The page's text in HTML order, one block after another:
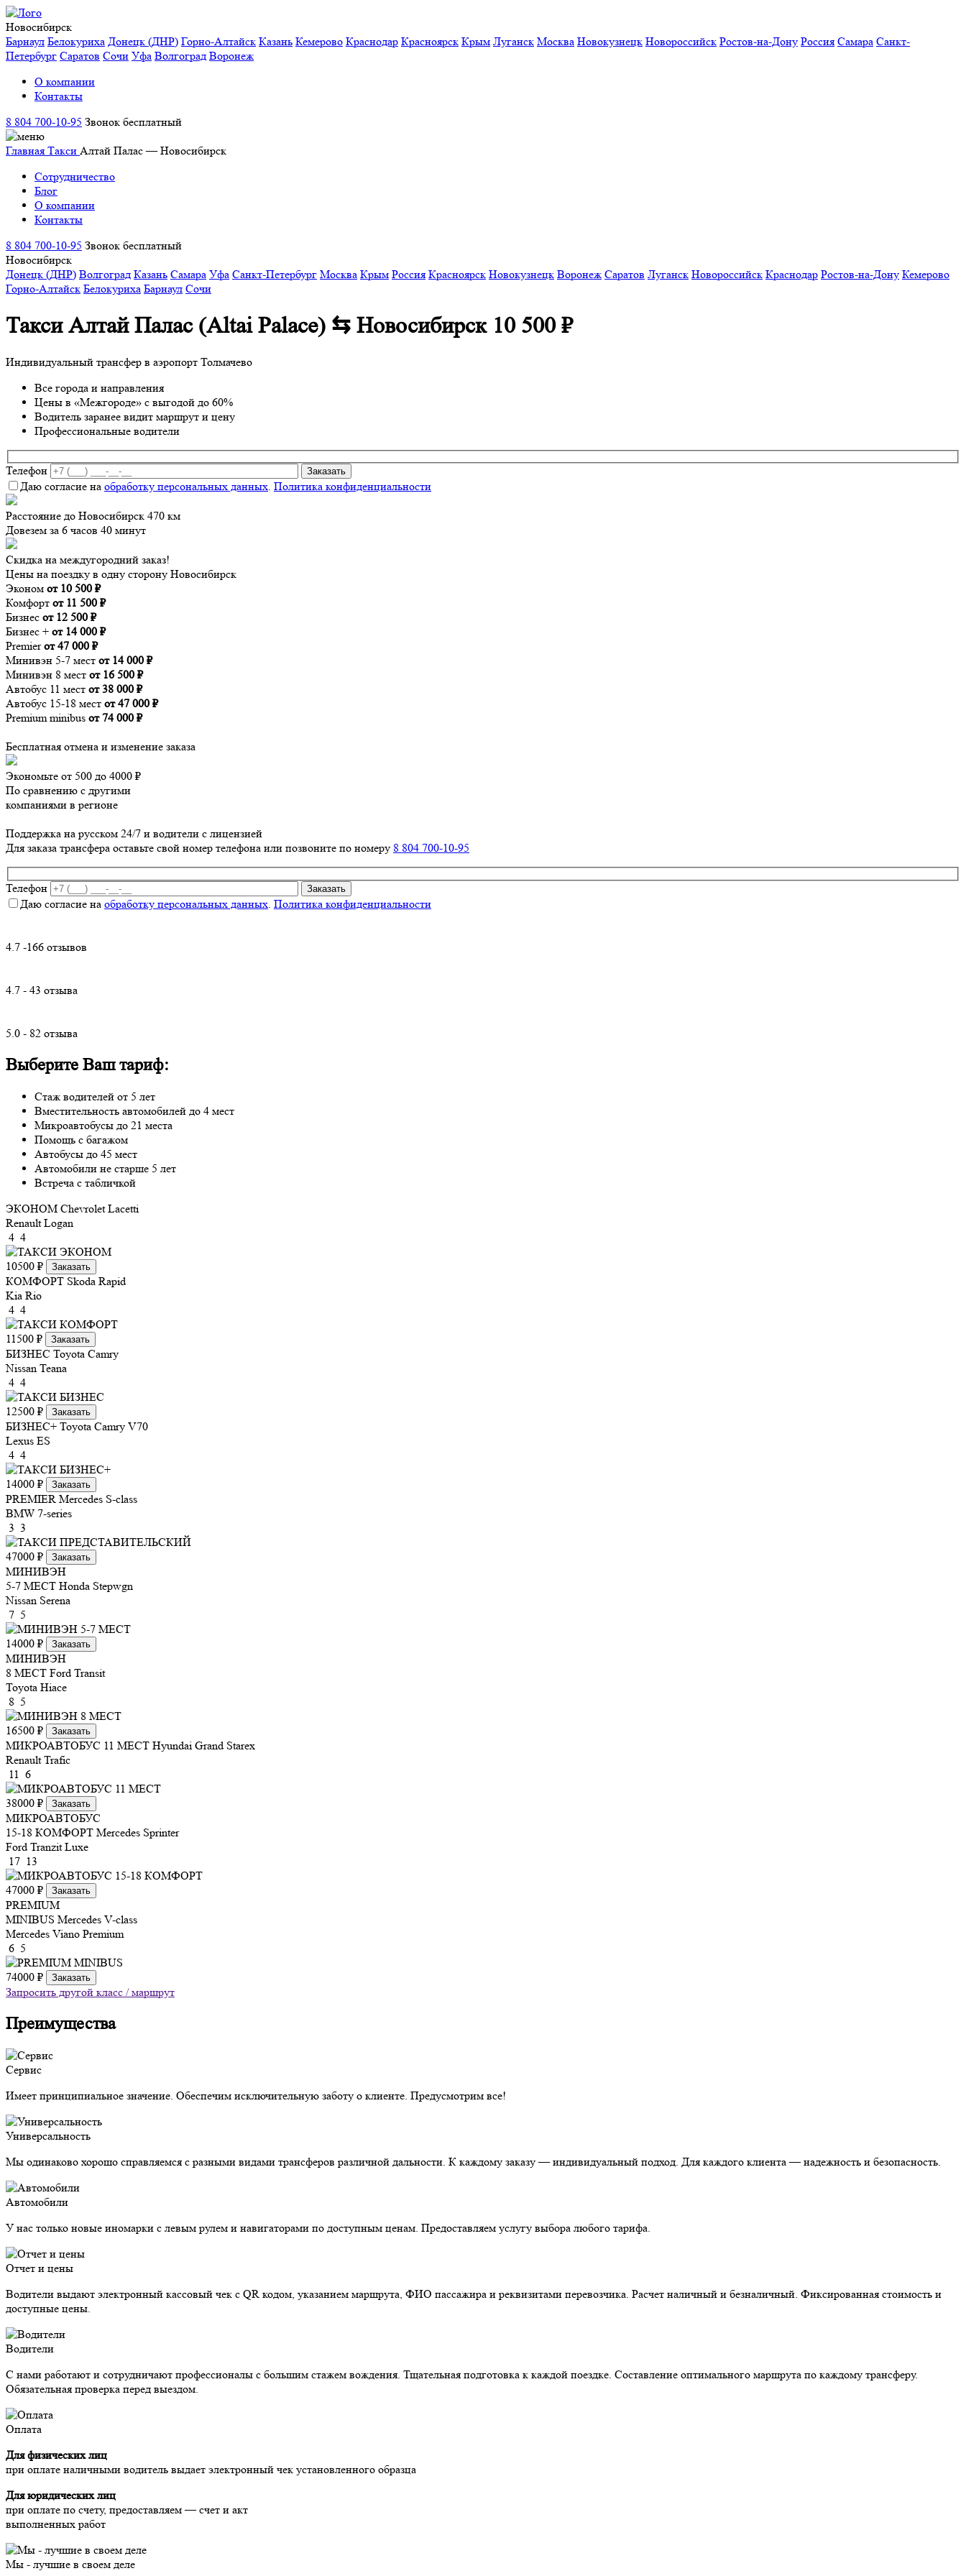
Новосибирск
Барнаул Белокуриха Донецк (ДНР) Горно-Алтайск Казань Кемерово Краснодар Красноярск Крым Луганск Москва Новокузнецк Новороссийск Ростов-на-Дону Россия Самара Санкт-
Петербург Саратов Сочи Уфа Волгоград Воронеж
О компании
Контакты
8 804 700-10-95 Звонок бесплатный
Главная Такси Алтай Палас — Новосибирск
Сотрудничество
Блог
О компании
Контакты
8 804 700-10-95 Звонок бесплатный
Новосибирск
Донецк (ДНР) Волгоград Казань Самара Уфа Санкт-Петербург Москва Крым Россия Красноярск Новокузнецк Воронеж Саратов Луганск Новороссийск Краснодар Ростов-на-Дону Кемерово
Горно-Алтайск Белокуриха Барнаул Сочи
Такси Алтай Палас (Altai Palace) ⇆ Новосибирск 10 500 ₽
Индивидуальный трансфер в аэропорт Толмачево
Все города и направления
Цены в «Межгороде» с выгодой до 60%
Водитель заранее видит маршрут и цену
Профессиональные водители
Телефон
Даю согласие на обработку персональных данных. Политика конфиденциальности
Расстояние до Новосибирск 470 км
Довезем за 6 часов 40 минут
Скидка на междугородний заказ!
Цены на поездку в одну сторону Новосибирск
Эконом от 10 500 ₽
Комфорт от 11 500 ₽
Бизнес от 12 500 ₽
Бизнес + от 14 000 ₽
Premier от 47 000 ₽
Минивэн 5-7 мест от 14 000 ₽
Минивэн 8 мест от 16 500 ₽
Автобус 11 мест от 38 000 ₽
Автобус 15-18 мест от 47 000 ₽
Premium minibus от 74 000 ₽
Бесплатная отмена и изменение заказа
Экономьте от 500 до 4000 ₽
По сравнению с другими
компаниями в регионе
Поддержка на русском 24/7 и водители с лицензией
Для заказа трансфера оставьте свой номер телефона или позвоните по номеру 8 804 700-10-95
Телефон
Даю согласие на обработку персональных данных. Политика конфиденциальности
4.7 -166 отзывов
4.7 - 43 отзыва
5.0 - 82 отзыва
Выберите Ваш тариф:
Стаж водителей от 5 лет
Вместительность автомобилей до 4 мест
Микроавтобусы до 21 места
Помощь с багажом
Автобусы до 45 мест
Автомобили не старше 5 лет
Встреча с табличкой
ЭКОНОМ Chevrolet Lacetti
Renault Logan
4 4
10500 ₽ Заказать
КОМФОРТ Skoda Rapid
Kia Rio
4 4
11500 ₽ Заказать
БИЗНЕС Toyota Camry
Nissan Teana
4 4
12500 ₽ Заказать
БИЗНЕС+ Toyota Camry V70
Lexus ES
4 4
14000 ₽ Заказать
PREMIER Mercedes S-class
BMW 7-series
3 3
47000 ₽ Заказать
МИНИВЭН
5-7 МЕСТ Honda Stepwgn
Nissan Serena
7 5
14000 ₽ Заказать
МИНИВЭН
8 МЕСТ Ford Transit
Toyota Hiace
8 5
16500 ₽ Заказать
МИКРОАВТОБУС 11 МЕСТ Hyundai Grand Starex
Renault Trafic
11 6
38000 ₽ Заказать
МИКРОАВТОБУС
15-18 КОМФОРТ Mercedes Sprinter
Ford Tranzit Luxe
17 13
47000 ₽ Заказать
PREMIUM
MINIBUS Mercedes V-class
Mercedes Viano Premium
6 5
74000 ₽ Заказать
Запросить другой класс / маршрут
Преимущества
Сервис
Имеет принципиальное значение. Обеспечим исключительную заботу о клиенте. Предусмотрим все!
Универсальность
Мы одинаково хорошо справляемся с разными видами трансферов различной дальности. К каждому заказу — индивидуальный подход. Для каждого клиента — надежность и безопасность.
Автомобили
У нас только новые иномарки с левым рулем и навигаторами по доступным ценам. Предоставляем услугу выбора любого тарифа.
Отчет и цены
Водители выдают электронный кассовый чек с QR кодом, указанием маршрута, ФИО пассажира и реквизитами перевозчика. Расчет наличный и безналичный. Фиксированная стоимость и
доступные цены.
Водители
С нами работают и сотрудничают профессионалы с большим стажем вождения. Тщательная подготовка к каждой поездке. Составление оптимального маршрута по каждому трансферу.
Обязательная проверка перед выездом.
Оплата
Для физических лиц
при оплате наличными водитель выдает электронный чек установленного образца
Для юридических лиц
при оплате по счету, предоставляем — счет и акт
выполненных работ
Мы - лучшие в своем деле